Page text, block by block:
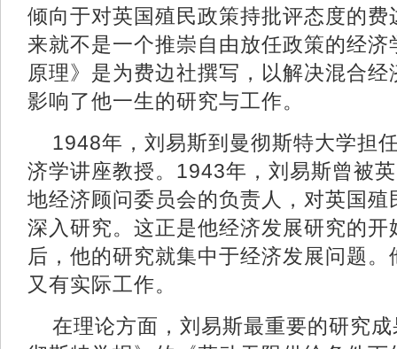
倾向于对英国殖民政策持批评态度的
来就不是一个推崇自由放任政策的经
原理》是为费边社撰写，以解决混合
影响了他一生的研究与工作。
1948年，刘易斯到曼彻斯特大学担
济学讲座教授。1943年，刘易斯曾被
地经济顾问委员会的负责人，对英国
深入研究。这正是他经济发展研究的
后，他的研究就集中于经济发展问题
又有实际工作。
在理论方面，刘易斯最重要的研究